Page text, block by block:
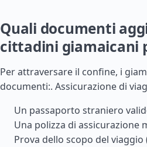
Quali documenti
cittadini giamaicani
Per attraversare il confine, i
documenti:. Assicurazione di
Un passaporto straniero
Una polizza di assicurazione
Prova dello scopo del